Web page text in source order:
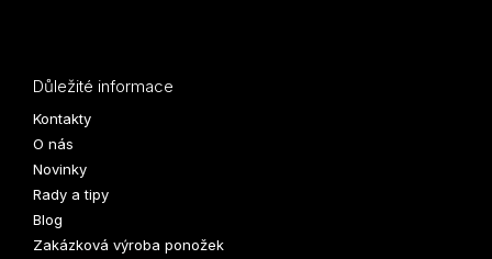
Důležité informace
Kontakty
O nás
Novinky
Rady a tipy
Blog
Zakázková výroba ponožek